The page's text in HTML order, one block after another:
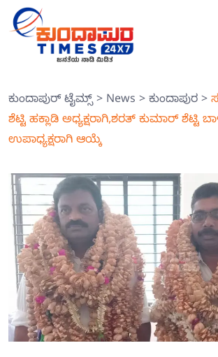
ಕುಂದಾಪುರ್ ಟೈಮ್ಸ್> News > ಕುಂದಾಪುರ >
ಶೆಟ್ಟಿ ಹಕ್ಲಾಡಿ ಅಧ್ಯಕ್ಷರಾಗಿ,ಶರತ್ ಕುಮಾರ್ ಶೆಟ್ಟಿ
ಉಪಾಧ್ಯಕ್ಷರಾಗಿ ಆಯ್ಕೆ